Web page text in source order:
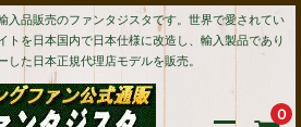
入品販売のファンタジスタです。世界で愛されてい
トを日本国内で日本仕様に改造し、輸入製品であり
た日本正規代理店モデルを販売。
0